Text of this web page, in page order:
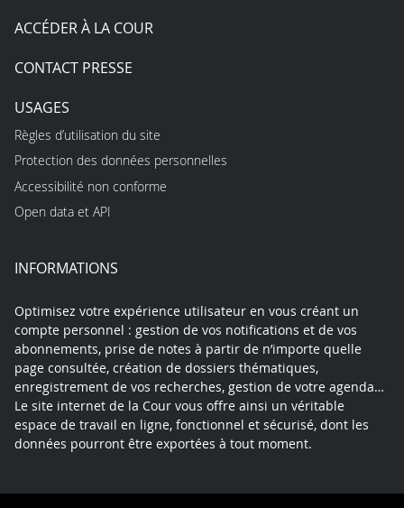
ACCÉDER À LA COUR
CONTACT PRESSE
USAGES
Règles d’utilisation du site
Protection des données personnelles
Accessibilité non conforme
Open data et API
INFORMATIONS
Optimisez votre expérience utilisateur en vous créant un
compte personnel : gestion de vos notifications et de vos
abonnements, prise de notes à partir de n’importe quelle
page consultée, création de dossiers thématiques,
enregistrement de vos recherches, gestion de votre agenda…
Le site internet de la Cour vous offre ainsi un véritable
espace de travail en ligne, fonctionnel et sécurisé, dont les
données pourront être exportées à tout moment.